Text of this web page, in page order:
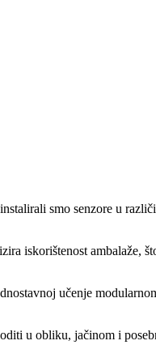
smo senzore u
iskorištenost ambalaže,
učenje
u obliku, jačinom i